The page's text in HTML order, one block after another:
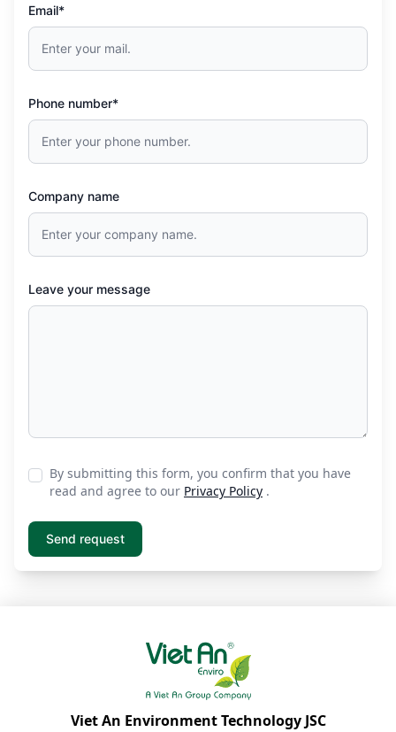
Email*
Phone number*
Company name
Leave your message
By submitting this form, you confirm that you have
read and agree to our Privacy Policy .
Viet An Environment Technology JSC